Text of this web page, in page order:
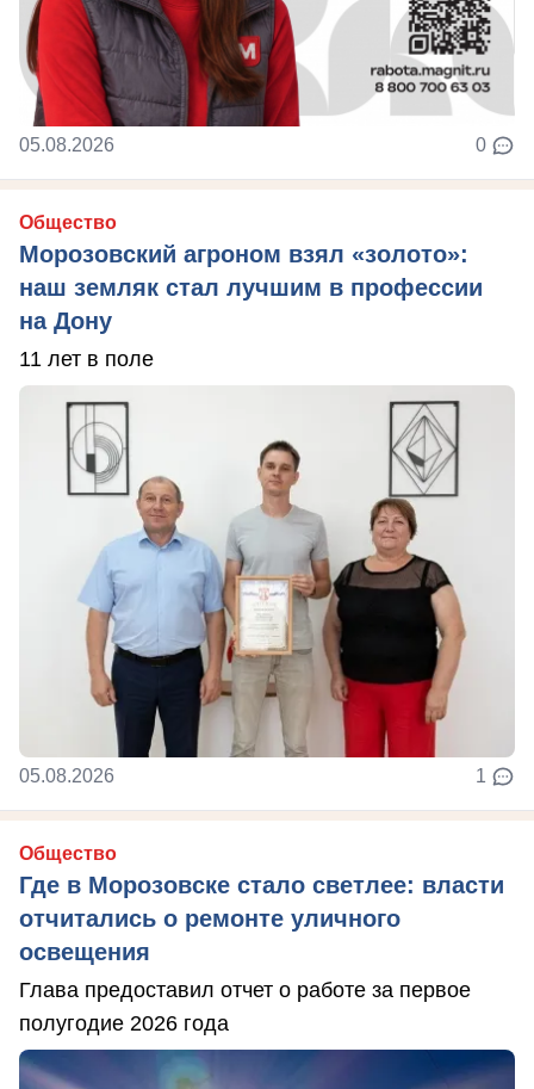
05.08.2026 0
Общество
Морозовский агроном взял «золото»:
наш земляк стал лучшим в профессии
на Дону
11 лет в поле
05.08.2026 1
Общество
Где в Морозовске стало светлее: власти
отчитались о ремонте уличного
освещения
Глава предоставил отчет о работе за первое
полугодие 2026 года